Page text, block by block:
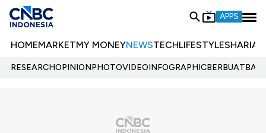
APPS
HOMEMARKETMY MONEYNEWSTECHLIFESTYLESHARIA
RESEARCHOPINIONPHOTOVIDEOINFOGRAPHIC